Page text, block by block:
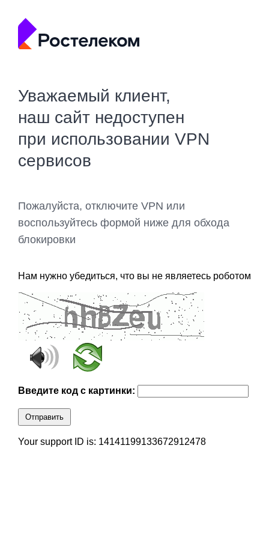
Уважаемый клиент,
наш сайт недоступен
при использовании VPN
сервисов
Пожалуйста, отключите VPN или
воспользуйтесь формой ниже для обхода
блокировки
Нам нужно убедиться, что вы не являетесь роботом
Введите код с картинки:
Отправить
Your support ID is: 14141199133672912478